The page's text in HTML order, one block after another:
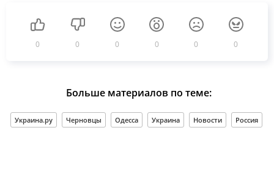
0 0 0 0 0 0
Больше материалов по теме:
Украина.ру Черновцы Одесса Украина Новости Россия